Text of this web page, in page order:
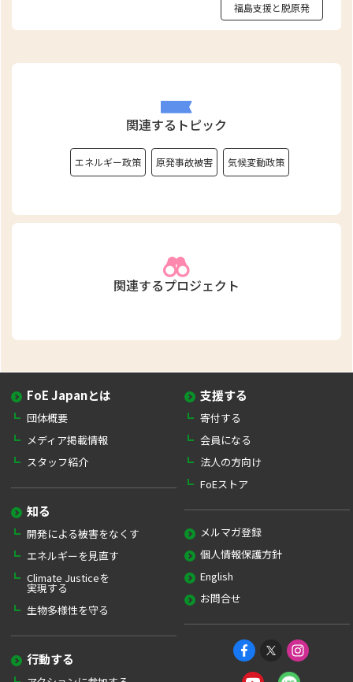
福島支援と脱原発
関連するトピック
エネルギー政策 原発事故被害 気候変動政策
関連するプロジェクト
FoE Japanとは
団体概要
メディア掲載情報
スタッフ紹介
知る
開発による被害をなくす
エネルギーを見直す
Climate Justiceを
実現する
生物多様性を守る
行動する
支援する
寄付する
会員になる
法人の方向け
FoEストア
メルマガ登録
個人情報保護方針
English
お問合せ